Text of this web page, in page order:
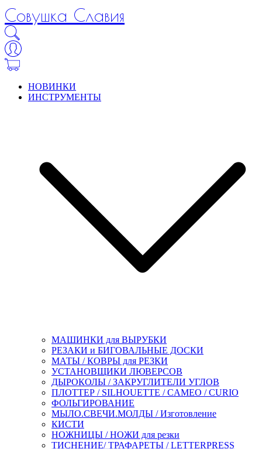
Совушка Славия
НОВИНКИ
ИНСТРУМЕНТЫ
МАШИНКИ для ВЫРУБКИ
РЕЗАКИ и БИГОВАЛЬНЫЕ ДОСКИ
МАТЫ / КОВРЫ для РЕЗКИ
УСТАНОВЩИКИ ЛЮВЕРСОВ
ДЫРОКОЛЫ / ЗАКРУГЛИТЕЛИ УГЛОВ
ПЛОТТЕР / SILHOUETTE / CAMEO / CURIO
ФОЛЬГИРОВАНИЕ
МЫЛО.СВЕЧИ.МОЛДЫ / Изготовление
КИСТИ
НОЖНИЦЫ / НОЖИ для резки
ТИСНЕНИЕ/ ТРАФАРЕТЫ / LETTERPRESS